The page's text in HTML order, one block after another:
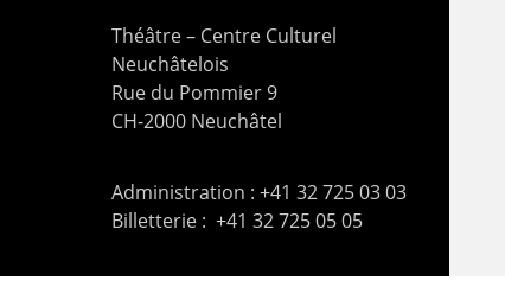
Théâtre – Centre Culturel
Neuchâtelois
Rue du Pommier 9
CH-2000 Neuchâtel
Administration : +41 32 725 03 03
Billetterie : +41 32 725 05 05